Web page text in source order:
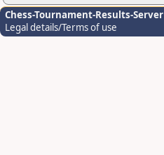
Chess-Tournament-Results-Server
Legal details/Terms of use